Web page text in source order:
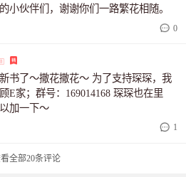
小伙伴们，谢谢你们一路繁花相随。
0
花撒花～ 为了支持琛琛，我
群号：169014168 琛琛也在里
加一下～
1
全部20条评论